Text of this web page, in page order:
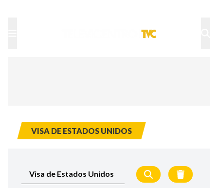
VISA DE ESTADOS UNIDOS